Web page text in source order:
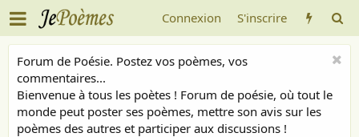
Connexion S'inscrire
Forum de Poésie. Postez vos poèmes, vos
commentaires...
Bienvenue à tous les poètes ! Forum de poésie, où tout le
monde peut poster ses poèmes, mettre son avis sur les
poèmes des autres et participer aux discussions !